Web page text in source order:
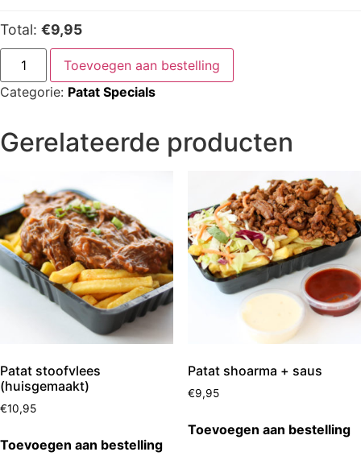
Total: €9,95
Toevoegen aan bestelling
Categorie: Patat Specials
Gerelateerde producten
Patat stoofvlees
(huisgemaakt)
€10,95
Toevoegen aan bestelling
Patat shoarma + saus
€9,95
Toevoegen aan bestelling